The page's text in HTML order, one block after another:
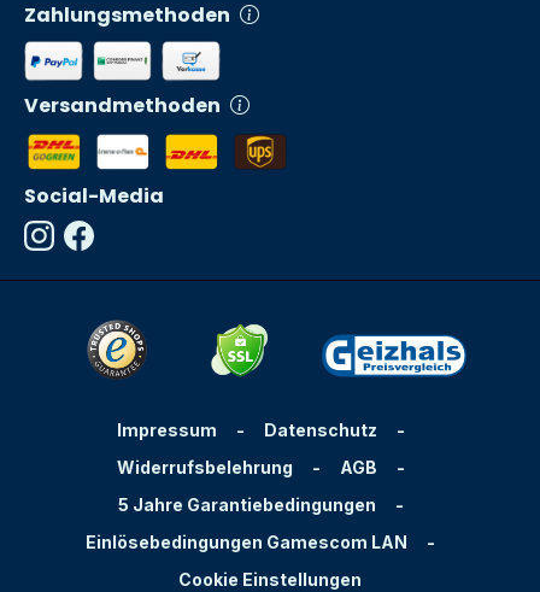
Zahlungsmethoden
Versandmethoden
Social-Media
Impressum - Datenschutz
-
Widerrufsbelehrung
- AGB
-
5 Jahre Garantiebedingungen
-
Einlösebedingungen Gamescom LAN
-
Cookie Einstellungen